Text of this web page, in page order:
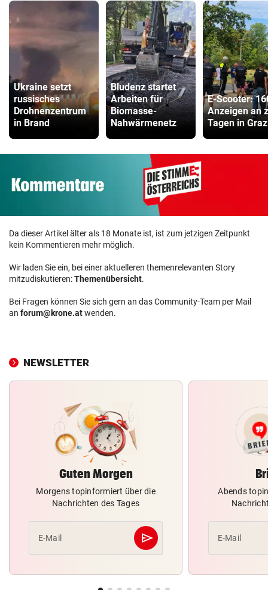
Ukraine setzt
russisches
Drohnenzentrum
in Brand
Bludenz startet
Arbeiten für
Biomasse-
Nahwärmenetz
E-Scooter:
Anzeigen an
Tagen in Graz
Da dieser Artikel älter als 18 Monate ist, ist zum jetzigen Zeitpunkt
kein Kommentieren mehr möglich.
Wir laden Sie ein, bei einer aktuelleren themenrelevanten Story
mitzudiskutieren:Themenübersicht.
Bei Fragen können Sie sich gern an das Community-Team per Mail
an forum@krone.atwenden.
NEWSLETTER
Guten Morgen
Morgens topinformiert über die
Nachrichten des Tages
E-Mail send
Abschicken
Abends
E-Mail